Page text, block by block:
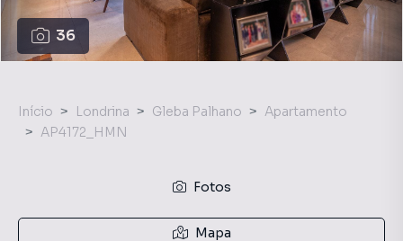
36
Início Londrina Gleba Palhano
Apartamento
AP4172_HMN
Fotos
Mapa